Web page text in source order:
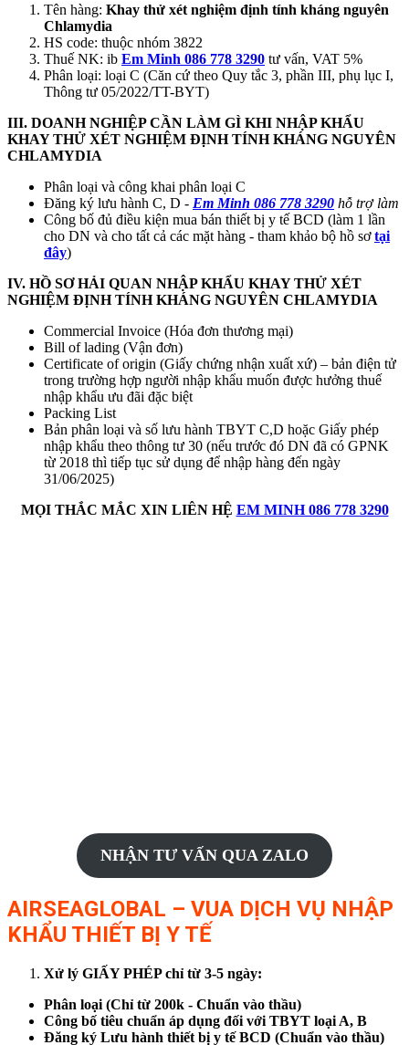
Tên hàng: Khay thử xét nghiệm định tính kháng nguyên
Chlamydia
HS code: thuộc nhóm 3822
Thuế NK: ib Em Minh 086 778 3290 tư vấn, VAT 5%
Phân loại: loại C (Căn cứ theo Quy tắc 3, phần III, phụ lục I,
Thông tư 05/2022/TT-BYT)
III. DOANH NGHIỆP CẦN LÀM GÌ KHI NHẬP KHẨU
KHAY THỬ XÉT NGHIỆM ĐỊNH TÍNH KHÁNG NGUYÊN
CHLAMYDIA
Phân loại và công khai phân loại C
Đăng ký lưu hành C, D - Em Minh 086 778 3290 hỗ trợ làm
Công bố đủ điều kiện mua bán thiết bị y tế BCD (làm 1 lần
cho DN và cho tất cả các mặt hàng - tham khảo bộ hồ sơtại
đây)
IV. HỒ SƠ HẢI QUAN NHẬP KHẨU KHAY THỬ XÉT
NGHIỆM ĐỊNH TÍNH KHÁNG NGUYÊN CHLAMYDIA
Commercial Invoice (Hóa đơn thương mại)
Bill of lading (Vận đơn)
Certificate of origin (Giấy chứng nhận xuất xứ) – bản điện tử
trong trường hợp người nhập khẩu muốn được hưởng thuế
nhập khẩu ưu đãi đặc biệt
Packing List
Bản phân loại và số lưu hành TBYT C,D hoặc Giấy phép
nhập khẩu theo thông tư 30 (nếu trước đó DN đã có GPNK
từ 2018 thì tiếp tục sử dụng để nhập hàng đến ngày
31/06/2025)
MỌI THẮC MẮC XIN LIÊN HỆ EM MINH 086 778 3290
NHẬN TƯ VẤN QUA ZALO
AIRSEAGLOBAL – VUA DỊCH VỤ NHẬP
KHẨU THIẾT BỊ Y TẾ
Xử lý GIẤY PHÉP chỉ từ 3-5 ngày:
Phân loại (Chỉ từ 200k - Chuẩn vào thầu)
Công bố tiêu chuẩn áp dụng đối với TBYT loại A, B
Đăng ký Lưu hành thiết bị y tế BCD (Chuẩn vào thầu)